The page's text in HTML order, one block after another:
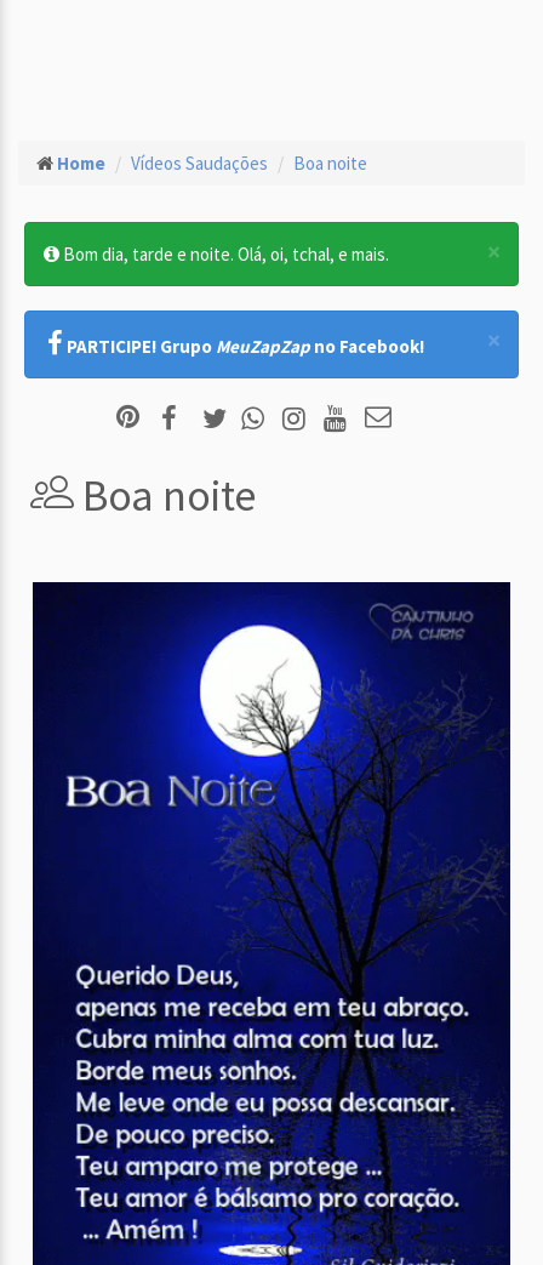
Home Vídeos Saudações Boa noite
×
Bom dia, tarde e noite. Olá, oi, tchal, e mais.
×
PARTICIPE! Grupo MeuZapZap no Facebook!
Boa noite